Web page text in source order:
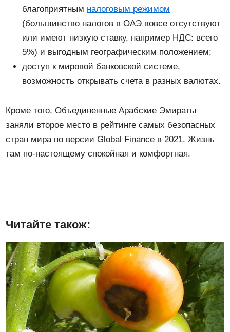
благоприятным налоговым режимом
(большинство налогов в ОАЭ вовсе отсутствуют
или имеют низкую ставку, например НДС: всего
5%) и выгодным географическим положением;
доступ к мировой банковской системе,
возможность открывать счета в разных валютах.
Кроме того, Объединенные Арабские Эмираты
заняли второе место в рейтинге самых безопасных
стран мира по версии Global Finance в 2021. Жизнь
там по-настоящему спокойная и комфортная.
Читайте також: